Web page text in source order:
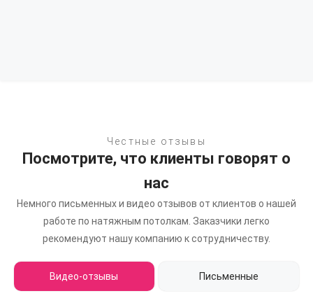
Честные отзывы
Посмотрите, что клиенты говорят о
нас
Немного письменных и видео отзывов от клиентов о нашей
работе по натяжным потолкам. Заказчики легко
рекомендуют нашу компанию к сотрудничеству.
Видео-отзывы Письменные